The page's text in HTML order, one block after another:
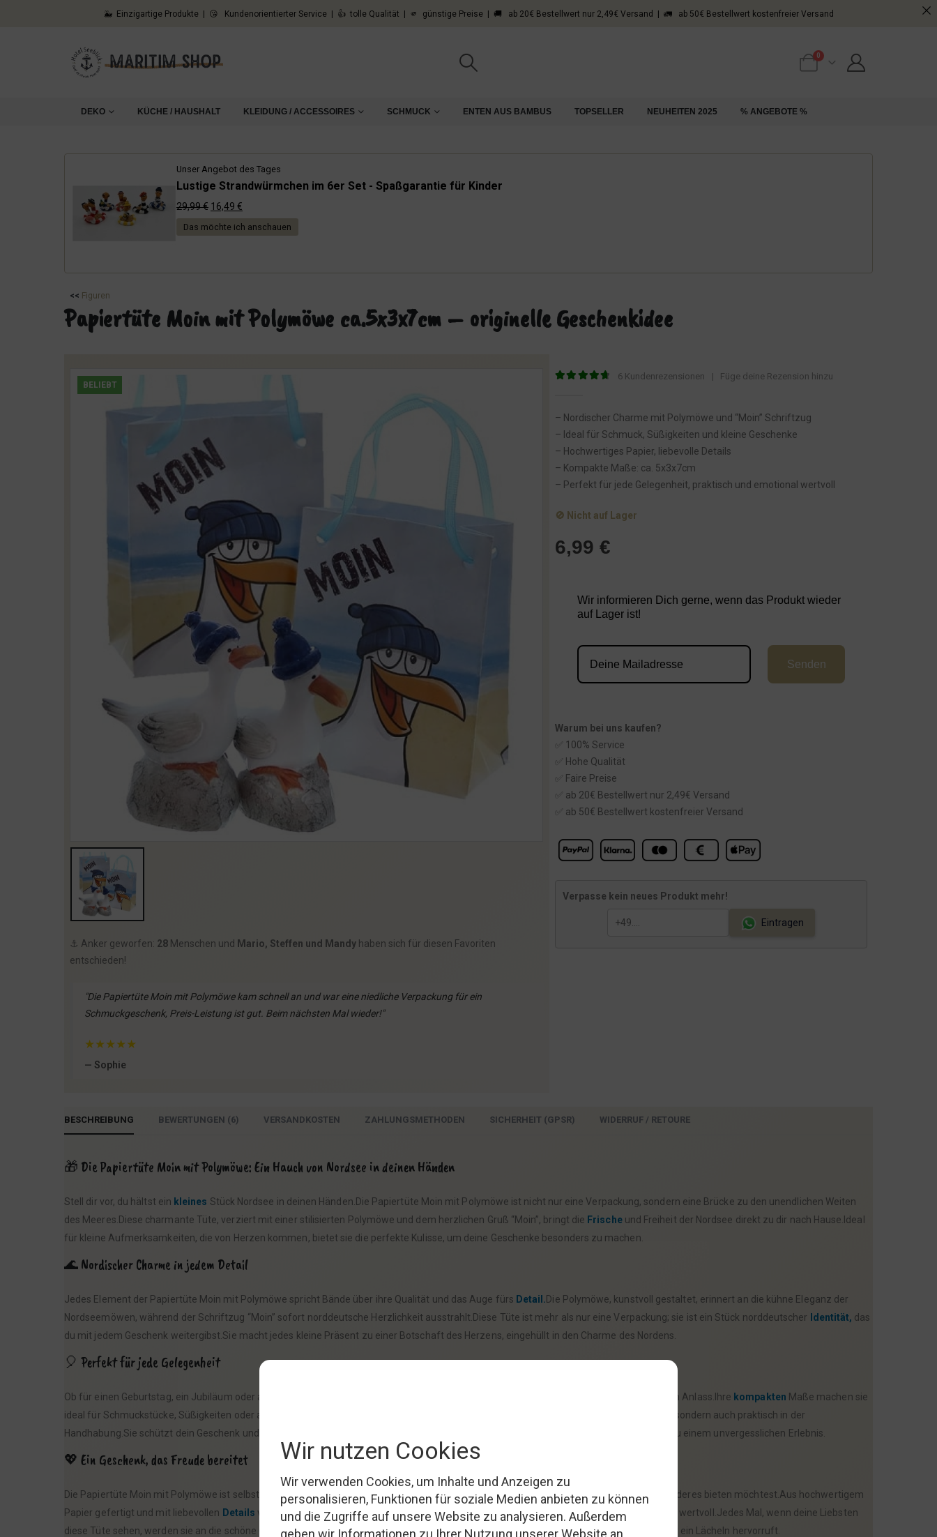
🐳 Einzigartige Produkte | 😘 Kundenorientierter Service | 👍 tolle Qualität | 🫵 günstige Preise | 🚚 ab 20€ Bestellwert nur 2,49€ Versand | 🚛 ab 50€ Bestellwert kostenfreier Versand
0
DEKO KÜCHE / HAUSHALT KLEIDUNG / ACCESSOIRES SCHMUCK ENTEN AUS BAMBUS TOPSELLER NEUHEITEN 2025 % ANGEBOTE %
Unser Angebot des Tages
Lustige Strandwürmchen im 6er Set - Spaßgarantie für Kinder
29,99€ Ursprünglicher
Preis
16,49 €
Das möchte ich anschauen
<< Figuren
Papiertüte Moin mit Polymöwe ca.5x3x7cm – originelle Geschenkidee
BELIEBT
⚓️ Anker geworfen: 28 Menschen und Mario, Steffen und Mandy haben sich für diesen Favoriten
entschieden!
"Die Papiertüte Moin mit Polymöwe kam schnell an und war eine niedliche Verpackung für ein
Schmuckgeschenk, Preis-Leistung ist gut. Beim nächsten Mal wieder!"
★★★★★
— Sophie
6 Kundenrezensionen | Füge deine Rezension hinzu
– Nordischer Charme mit Polymöwe und “Moin” Schriftzug
– Ideal für Schmuck, Süßigkeiten und kleine Geschenke
– Hochwertiges Papier, liebevolle Details
– Kompakte Maße: ca. 5x3x7cm
– Perfekt für jede Gelegenheit, praktisch und emotional wertvoll
🚫 Nicht auf Lager
6,99 €
Wir informieren Dich gerne, wenn das Produkt wieder
auf Lager ist!
Senden
Warum bei uns kaufen?
✅ 100% Service
✅ Hohe Qualität
✅ Faire Preise
✅ ab 20€ Bestellwert nur 2,49€ Versand
✅ ab 50€ Bestellwert kostenfreier Versand
Verpasse kein neues Produkt mehr!
Eintragen
BESCHREIBUNG BEWERTUNGEN (6) VERSANDKOSTEN ZAHLUNGSMETHODEN SICHERHEIT (GPSR) WIDERRUF / RETOURE
🎁 Die Papiertüte Moin mit Polymöwe: Ein Hauch von Nordsee in deinen Händen
Stell dir vor, du hältst ein kleines Stück Nordsee in deinen Händen.Die Papiertüte Moin mit Polymöwe ist nicht nur eine Verpackung, sondern eine Brücke zu den unendlichen Weiten
des Meeres.Diese charmante Tüte, verziert mit einer stilisierten Polymöwe und dem herzlichen Gruß “Moin”, bringt die Frischeund Freiheit der Nordsee direkt zu dir nach Hause.Ideal
für kleine Aufmerksamkeiten, die von Herzen kommen, bietet sie die perfekte Kulisse, um deine Geschenke besonders zu machen.
🌊 Nordischer Charme in jedem Detail
Jedes Element der Papiertüte Moin mit Polymöwe spricht Bände über ihre Qualität und das Auge fürs Detail.Die Polymöwe, kunstvoll gestaltet, erinnert an die kühne Eleganz der
Nordseemöwen, während der Schriftzug “Moin” sofort norddeutsche Herzlichkeit ausstrahlt.Diese Tüte ist mehr als nur eine Verpackung; sie ist ein Stück norddeutscher
Identität, das
du mit jedem Geschenk weitergibst.Sie macht jedes kleine Präsent zu einer Botschaft des Herzens, eingehüllt in den Charme des Nordens.
🎈 Perfekt für jede Gelegenheit
Ob für einen Geburtstag, ein Jubiläum oder als kleine Aufmerksamkeit zwischendurch – die Papiertüte Moin mit Polymöwe passt zu jedem Anlass.Ihre kompakten Maße machen sie
ideal für Schmuckstücke, Süßigkeiten oder andere kleine Schätze, die du liebevoll verpacken möchtest.Die Tüte ist nicht nur ein Blickfang, sondern auch praktisch in der
Handhabung.Sie schützt dein Geschenk und macht das Überreichen zu einem besonderen
Mit dieser Tüte wird jedes Geschenk zu einem unvergesslichen Erlebnis.
💖 Ein Geschenk, das Freude bereitet
Die Papiertüte Moin mit Polymöwe ist selbst ein Geschenk.Sie zeigt, dass du dir Gedanken gemacht hast und deinen Liebsten etwas Besonderes bieten möchtest.Aus hochwertigem
Papier gefertigt und mit liebevollen Details versehen, steht sie für Qualität und Sorgfalt.Sie ist nicht nur praktisch, sondern auch emotional wertvoll.Jedes Mal, wenn deine Liebsten
diese Tüte sehen, werden sie an die schöne Geste und die tiefe Bedeutung dahinter erinnert.Es ist eine Freude, die bleibt und immer wieder ein Lächeln hervorruft.